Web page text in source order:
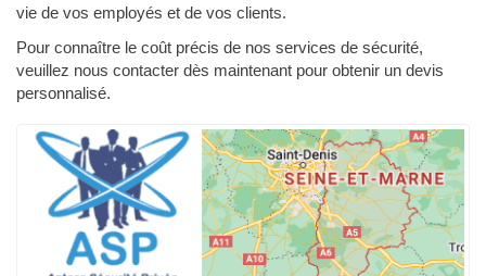
vie de vos employés et de vos clients.
Pour connaître le coût précis de nos services de sécurité,
veuillez nous contacter dès maintenant pour obtenir un devis
personnalisé.